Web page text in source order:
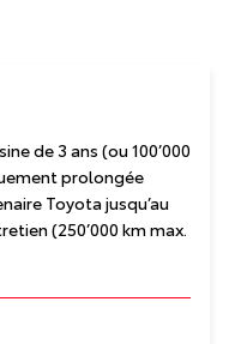
de 3 ans (ou 100’000
prolongée
Toyota jusqu’au
(250’000 km max.